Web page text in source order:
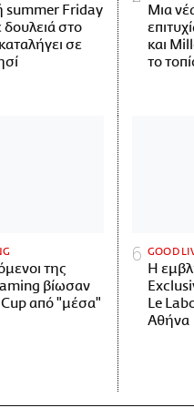
summer Friday
δουλειά στο
καταλήγει σε
Μια
και
το
της
βίωσαν
από "μέσα"
GOOD
Η
Le
Αθήνα